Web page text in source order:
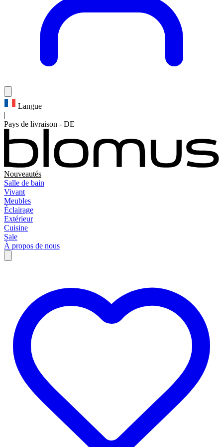
Langue
|
Pays de livraison - DE
Nouveautés
Salle de bain
Vivant
Meubles
Éclairage
Extérieur
Cuisine
Sale
À propos de nous